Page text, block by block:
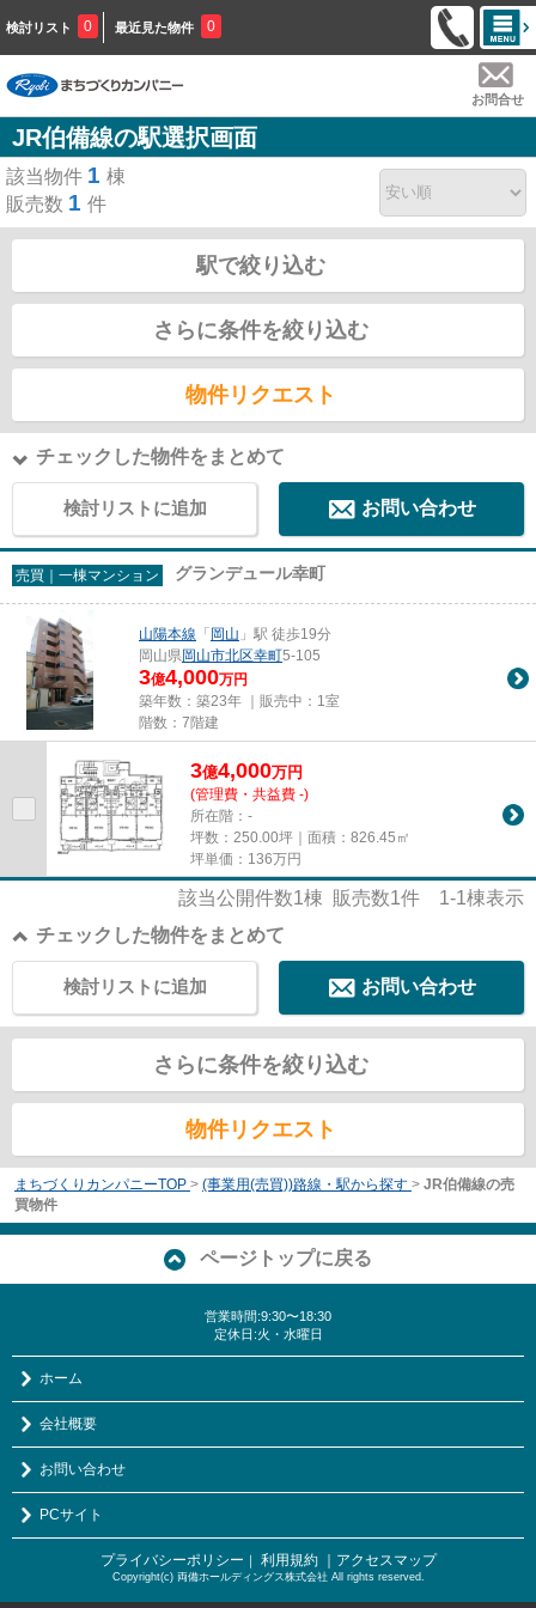
検討リスト 0 最近見た物件 0
お問合せ
JR伯備線の駅選択画面
該当物件 1 棟
販売数 1 件
駅で絞り込む
さらに条件を絞り込む
物件リクエスト
チェックした物件をまとめて
検討リストに追加 お問い合わせ
売買｜一棟マンション グランデュール幸町
山陽本線 「 岡山 」駅 徒歩19分
岡山県岡山市北区幸町5-105
3億4,000万円
築年数：築23年 ｜販売中： 1室
階数：7階建
3億4,000万円
(管理費・共益費 -)
所在階：-
坪数：250.00坪｜面積：826.45㎡
坪単価： 136万円
該当公開件数1棟 販売数1件 1-1棟表示
チェックした物件をまとめて
お問い合わせ
検討リストに追加
さらに条件を絞り込む
物件リクエスト
まちづくりカンパニーTOP > (事業用(売買))路線・駅から探す > JR伯備線の売
買物件
ページトップに戻る
営業時間:9:30〜18:30
定休日:火・水曜日
ホーム
会社概要
お問い合わせ
PCサイト
プライバシーポリシー ｜ 利用規約 ｜アクセスマップ
Copyright(c) 両備ホールディングス株式会社 All rights reserved.